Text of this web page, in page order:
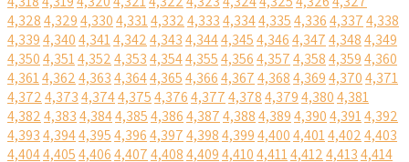
4,3284,3294,3304,3314,3324,3334,3344,3354,3364,3374,338
4,3394,3404,3414,3424,3434,3444,3454,3464,3474,3484,349
4,3504,3514,3524,3534,3544,3554,3564,3574,3584,3594,360
4,3614,3624,3634,3644,3654,3664,3674,3684,3694,3704,371
4,3724,3734,3744,3754,3764,3774,3784,3794,3804,381
4,3824,3834,3844,3854,3864,3874,3884,3894,3904,3914,392
4,3934,3944,3954,3964,3974,3984,3994,4004,4014,4024,403
4,4044,4054,4064,4074,4084,4094,4104,4114,4124,4134,414